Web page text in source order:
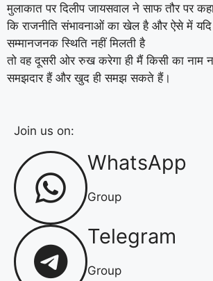
मुलाकात पर दिलीप जायसवाल ने साफ तौर पर
कि राजनीति संभावनाओं का खेल है और ऐसे में
सम्मानजनक स्थिति नहीं मिलती है
तो वह दूसरी ओर रुख करेगा ही मैं किसी का नाम
समझदार हैं और खुद ही समझ सकते हैं।
Join us on:
WhatsApp
Group
Telegram
Group